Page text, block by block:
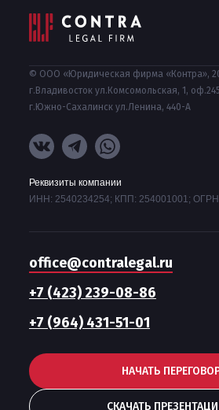
© ООО «Юридическая фирма «Контра»,
г.Владивосток ул.Комсомольская, 1, оф.245
г.Южно-Сахалинск ул.Ленина, 440-А
Реквизиты компании
ИНН: 2540234254; КПП: 254001001;
office@contralegal.ru
+7 (423) 239-08-86
+7 (964) 431-51-01
НАЧАТЬ
СКАЧАТЬ